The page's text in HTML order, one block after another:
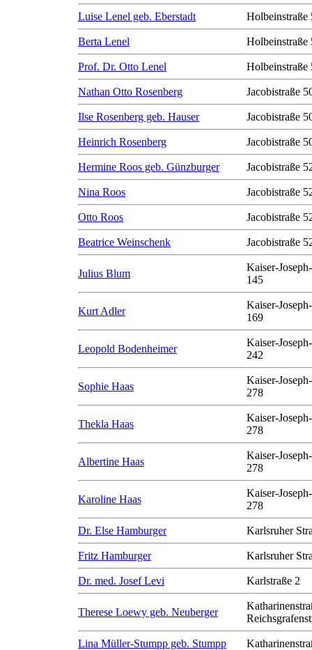
Luise Lenel geb. Eberstadt Holbeinstraße
Berta Lenel Holbeinstraße
Prof. Dr. Otto Lenel Holbeinstraße
Nathan Otto Rosenberg Jacobistraße
Ilse Rosenberg geb. Hauser Jacobistraße
Heinrich Rosenberg Jacobistraße
Hermine Roos geb. Günzburger Jacobistraße
Nina Roos Jacobistraße
Otto Roos Jacobistraße
Beatrice Weinschenk Jacobistraße
Julius Blum
Kaiser-
145
Kurt Adler
Kaiser-
169
Leopold Bodenheimer
Kaiser-
242
Sophie Haas
Kaiser-
278
Thekla Haas
Kaiser-
278
Albertine Haas
Kaiser-
278
Karoline Haas
Kaiser-
278
Dr. Else Hamburger Karlsruher
Fritz Hamburger Karlsruher
Dr. med. Josef Levi Karlstraße 2
Therese Loewy geb. Neuberger
Lina Müller-Stumpp geb. Stumpp